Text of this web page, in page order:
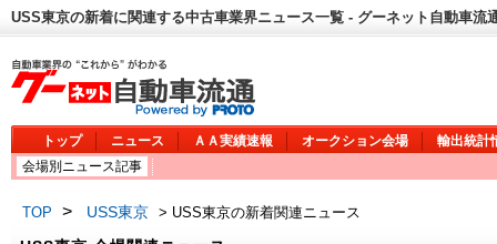
USS東京の新着に関連する中古車業界ニュース一覧 - グーネット自動車流
トップ ニュース ＡＡ実績速報 オークション会場
輸出統計
会場別ニュース記事
TOP > USS東京 > USS東京の新着関連ニュース